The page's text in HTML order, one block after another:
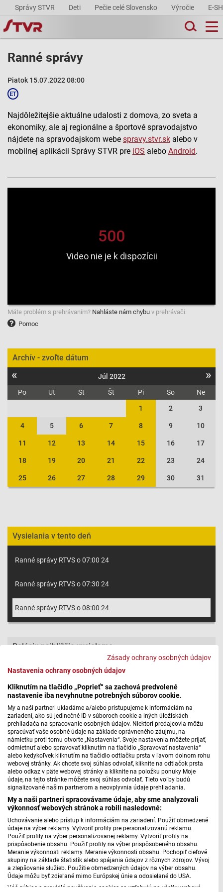
Zásady ochrany osobných údajov
Nastavenia ochrany osobných údajov
Kliknutím na tlačidlo „Poprieť“ sa zachová predvolené
nastavenie iba nevyhnutne potrebných súborov cookie.
My a naši partneri ukladáme a/alebo pristupujeme k informáciám na
zariadení, ako sú jedinečné ID v súboroch cookie a iných úložiskách
prehliadača na spracovanie osobných údajov. Niektorí predajcovia môžu
spracúvať vaše osobné údaje na základe oprávneného záujmu, na
námietku proti tomu otvorte „Nastavenia“. Svoje nastavenia môžete prijať,
odmietnuť alebo spravovať kliknutím na tlačidlo „Spravovať nastavenia“
alebo kedykoľvek kliknutím na tlačidlo odtlačku prsta v ľavom dolnom rohu
webovej stránky. Ak chcete svoj súhlas odvolať, kliknite na odtlačok prsta
alebo odkaz v päte webovej stránky a kliknite na položku ponuky Moje
údaje, na tejto stránke môžete svoj súhlas odvolať. Tieto voľby budú
signalizované našim partnerom a neovplyvnia údaje prehliadania.
My a naši partneri spracovávame údaje, aby sme analyzovali
výkonnosť webových stránok a robili nasledovné:
Uchovávanie alebo prístup k informáciám na zariadení. Použiť obmedzené
údaje na výber reklamy. Vytvoriť profily pre personalizovanú reklamu.
Použiť profily na výber personalizovanej reklamy. Vytvoriť profily na
prispôsobenie obsahu. Použiť profily na výber prispôsobeného obsahu.
Meranie výkonnosti reklamy. Meranie výkonnosti obsahu. Pochopiť cieľové
skupiny na základe štatistík alebo spájania údajov z rôznych zdrojov. Vývoj
a zlepšovanie služieb. Použitie obmedzených údajov na výber obsahu.
Údaje môžu byť zdieľané mimo Európskej únie a odosielané do USA.
Váš súhlas a pravidlá používania cookies sa vzťahujú na všetky webové
Správy STVR Deti Pečie celé Slovensko Výročie E-
Ranné správy
Piatok 15.07.2022 08:00
Najdôležitejšie aktuálne udalosti z domova, zo sveta a
ekonomiky, ale aj regionálne a športové spravodajstvo
nájdete na spravodajskom webe spravy.stvr.sk alebo v
mobilnej aplikácii Správy STVR pre iOS alebo Android.
Pomoc
Máte problém s prehrávaním? Nahláste nám chybu v prehrávači.
Archív - zvoľte dátum
« Júl 2022 »
Po Ut St Št Pi So
Ne
1
2 3
4 5 6 7 8 9 10
11 12 13 14 15 16 17
18 19 20 21 22 23 24
25 26 27 28 29 30 31
Vysielania v tento deň
Ranné správy RTVS o 07:00 24
Ranné správy RTVS o 07:30 24
Ranné správy RTVS o 08:00 24
Reláciu najbližšie vysielame
Pondelok 10.08. 07:00 Repríza
Pondelok 10.08. 07:00
Utorok 11.08. 07:00 Repríza
Utorok 11.08. 07:00
Streda 12.08. 07:00
Streda 12.08. 07:00 Repríza
Štvrtok 13.08. 07:00
Správy STVR
Ekonomika Slovensko